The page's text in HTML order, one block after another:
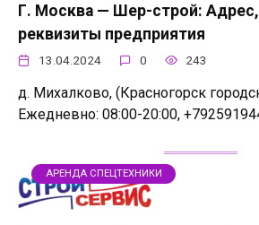
Г. Москва — Шер-строй:
реквизиты предприятия
13.04.2024 0 243
д. Михалково, (Красногорск
Ежедневно: 08:00-20:00,
АРЕНДА СПЕЦТЕХНИКИ